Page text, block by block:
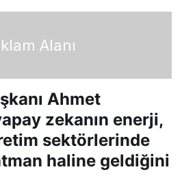
Alanı
Ahmet
zekanın enerji,
sektörlerinde
haline geldiğini